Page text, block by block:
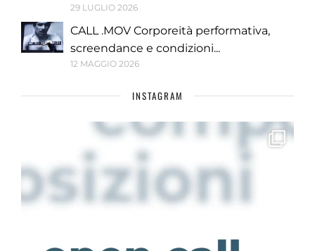
29 LUGLIO 2026
CALL .MOV Corporeità performativa,
screendance e condizioni...
12 MAGGIO 2026
INSTAGRAM